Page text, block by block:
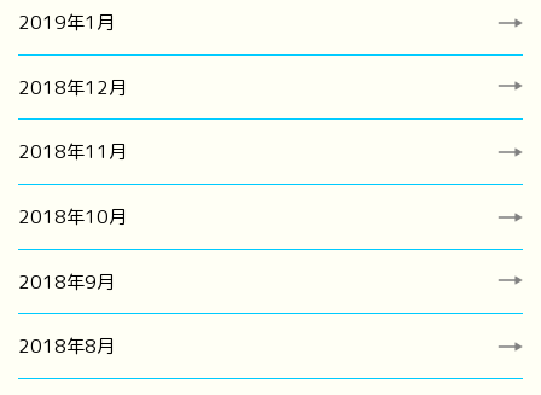
2019年1月
2018年12月
2018年11月
2018年10月
2018年9月
2018年8月